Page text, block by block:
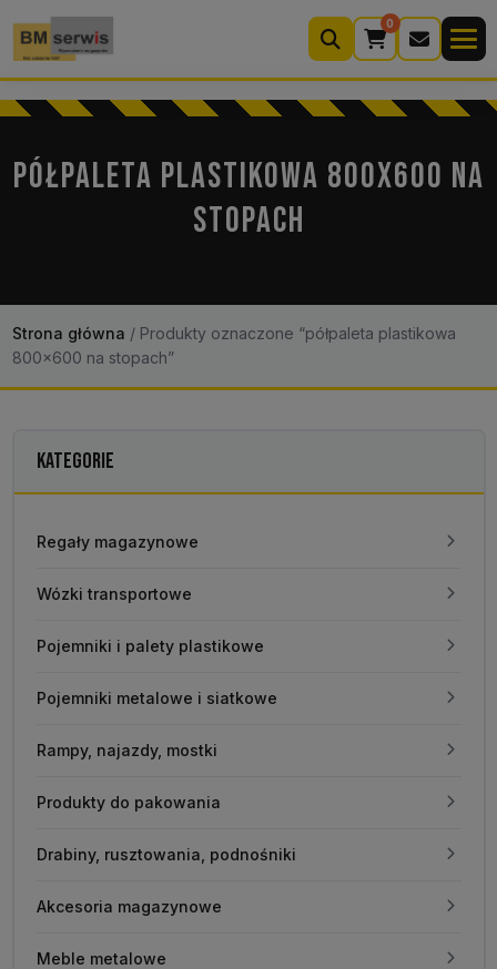
0
Wyszukiwarka
produktów
Koszyk (0)
PÓŁPALETA PLASTIKOWA 800X600 NA
STOPACH
Strona główna /Produkty oznaczone “półpaleta plastikowa
800x600 na stopach”
KATEGORIE
Regały magazynowe
Wózki transportowe
Pojemniki i palety plastikowe
Pojemniki metalowe i siatkowe
Rampy, najazdy, mostki
Produkty do pakowania
Drabiny, rusztowania, podnośniki
Akcesoria magazynowe
Meble metalowe